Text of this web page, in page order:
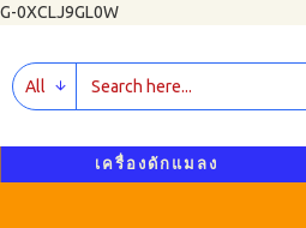
G-0XCLJ9GL0W
All
เครื่องดักแมลง